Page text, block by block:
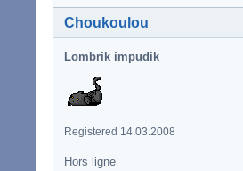
Choukoulou
Lombrik impudik
Registered 14.03.2008
Hors ligne